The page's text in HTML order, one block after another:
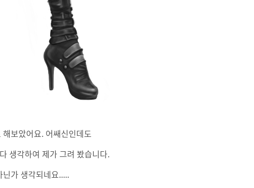
보았어요. 어쌔신인데도
생각하여 제가 그려 봤습니다.
가 생각되네요.....